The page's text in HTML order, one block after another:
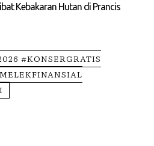
Kebakaran Hutan di Prancis
#KONSERGRATIS